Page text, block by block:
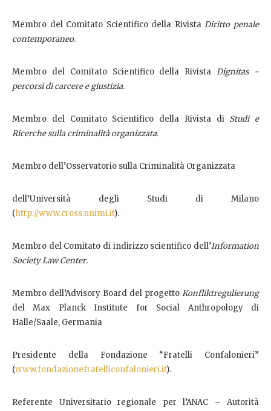
Membro del Comitato Scientifico della RivistaDiritto penale
contemporaneo.
Membro del Comitato Scientifico della Rivista Dignitas -
percorsi di carcere e giustizia.
Membro del Comitato Scientifico della Rivista di Studi e
Ricerche sulla criminalità organizzata.
Membro dell’Osservatorio sulla Criminalità Organizzata
dell’Università degli Studi di Milano
(http://www.cross.unimi.it).
Membro del Comitato di indirizzo scientifico dell’Information
Society Law Center.
Membro dell’Advisory Board del progetto Konfliktregulierung
del Max Planck Institute for Social Anthropology di
Halle/Saale, Germania
Presidente della Fondazione “Fratelli Confalonieri”
(www.fondazionefratelliconfalonieri.it).
Referente Universitario regionale per l’ANAC – Autorità